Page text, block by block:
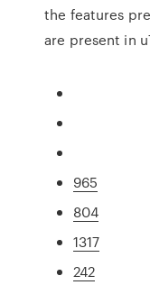
the features
are present in
965
804
1317
242